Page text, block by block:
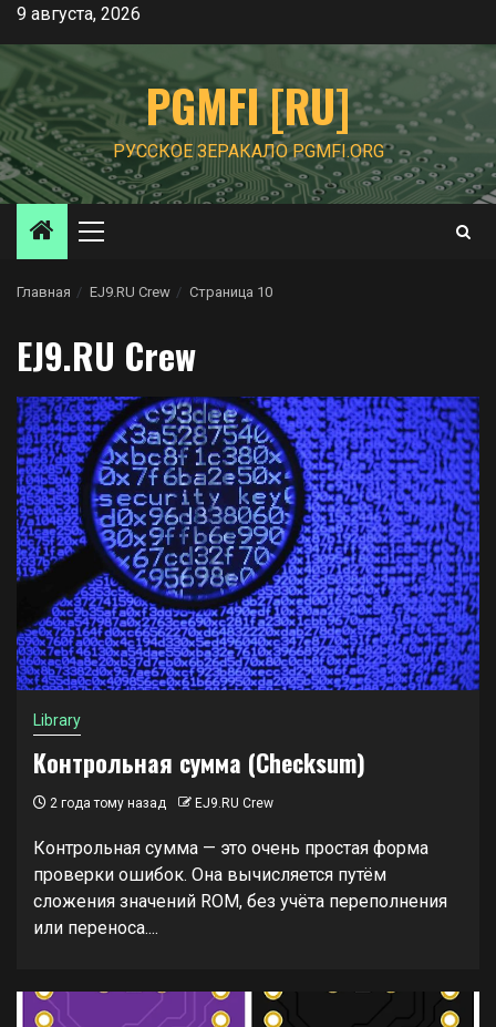
Перейти
содержимому
9 августа, 2026
PGMFI [RU]
РУССКОЕ ЗЕРАКАЛО PGMFI.ORG
Основное
Главная EJ9.RU Crew Страница 10
EJ9.RU Crew
Library
Контрольная сумма (Checksum)
2 года тому назад EJ9.RU Crew
Контрольная сумма — это очень простая форма
проверки ошибок. Она вычисляется путём
сложения значений ROM, без учёта переполнения
или переноса....